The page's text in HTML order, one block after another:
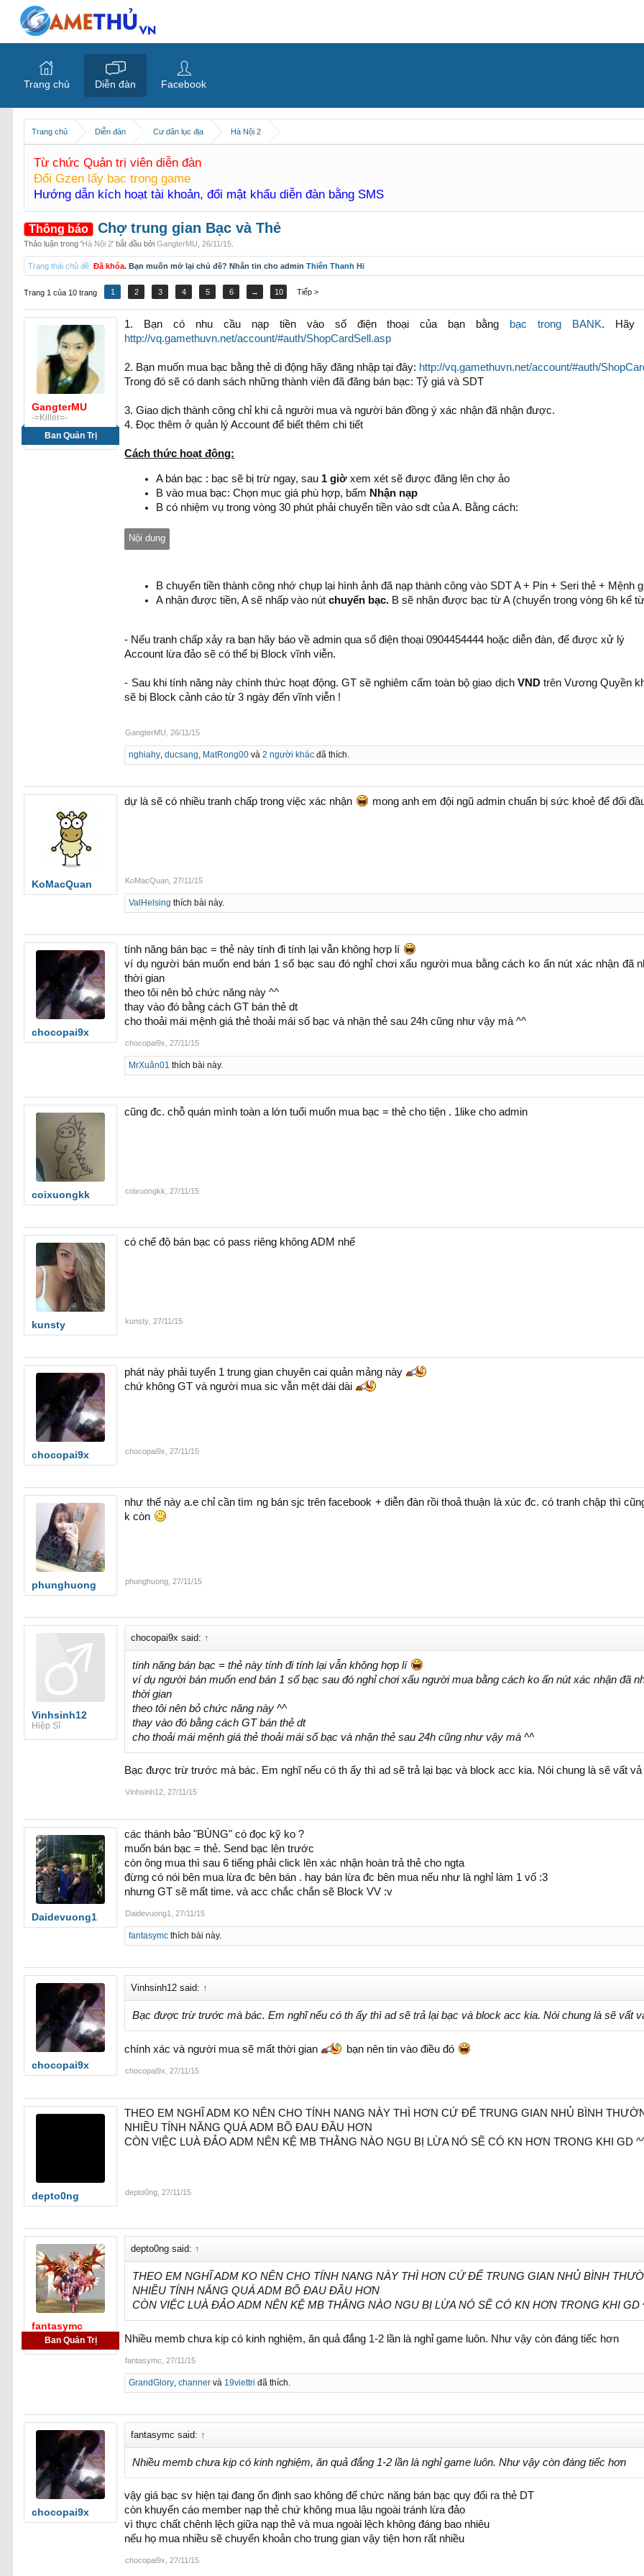
Trang chủ Diễn đàn Cư dân lục địa Hà Nội 2
Từ chức Quản trị viên diễn đàn
Đổi Gzen lấy bạc trong game
Hướng dẫn kích hoạt tài khoản, đổi mật khẩu diễn đàn bằng SMS
Thông báo Chợ trung gian Bạc và Thẻ
Thảo luận trong 'Hà Nội 2' bắt đầu bởiGangterMU ,26/11/15
Trạng thái chủ đề: Đã khóa. Bạn muốn mở lại chủ đề? Nhắn tin cho adminThiên Thanh Hi
Trang 1 của 10 trang 1 2 3 4 5 6 → 10 Tiếp >
GangterMU
-=Killer=-
Ban Quản Trị
1. Bạn có nhu cầu nạp tiền vào số điện thoại của bạn bằng bạc trong BANK. Hãy
http://vq.gamethuvn.net/account/#auth/ShopCardSell.asp
2. Bạn muốn mua bạc bằng thẻ di động hãy đăng nhập tại đây: http://vq.gamethuvn.net/account/#auth/
Trong đó sẽ có danh sách những thành viên đã đăng bán bạc: Tỷ giá và SDT
3. Giao dịch thành công chỉ khi cả người mua và người bán đồng ý xác nhận đã nhận được.
4. Đọc thêm ở quản lý Account để biết thêm chi tiết
Cách thức hoạt động:
A bán bạc : bạc sẽ bị trừ ngay, sau 1 giờxem xét sẽ được đăng lên chợ ảo
B vào mua bạc: Chọn mục giá phù hợp, bấm Nhận nạp
B có nhiệm vụ trong vòng 30 phút phải chuyển tiền vào sdt của A. Bằng cách:
Nội dung
B chuyển tiền thành công nhớ chụp lại hình ảnh đã nạp thành công vào SDT A + Pin + Seri thẻ + Mệnh
A nhận được tiền, A sẽ nhấp vào nútchuyển bạc. B sẽ nhận được bạc từ A (chuyển trong vòng 6h kể
- Nếu tranh chấp xảy ra bạn hãy báo về admin qua số điện thoại 0904454444 hoặc diễn đàn, để được xử lý
Account lừa đảo sẽ có thể bị Block vĩnh viễn.
- Sau khi tính năng này chính thức hoạt động. GT sẽ nghiêm cấm toàn bộ giao dịch VNDtrên Vương Quyền
sẽ bị Block cảnh cáo từ 3 ngày đến vĩnh viễn !
GangterMU 26/11/15
nghiahy ,ducsang MatRong00 và2 người khác đã thích.
KoMacQuan
dự là sẽ có nhiều tranh chấp trong việc xác nhận mong anh em đội ngũ admin chuẩn bị sức khoẻ để đối
KoMacQuan 27/11/15
ValHelsing thích bài này.
chocopai9x
tính năng bán bạc = thẻ này tính đi tính lại vẫn không hợp lí
ví dụ người bán muốn end bán 1 số bạc sau đó nghỉ chơi xấu người mua bằng cách ko ấn nút xác nhận đã
thời gian
theo tôi nên bỏ chức năng này ^^
thay vào đó bằng cách GT bán thẻ dt
cho thoải mái mệnh giá thẻ thoải mái số bạc và nhận thẻ sau 24h cũng như vậy mà ^^
chocopai9x 27/11/15
MrXuân01 thích bài này.
coixuongkk
cũng đc. chỗ quán mình toàn a lớn tuổi muốn mua bạc = thẻ cho tiện . 1like cho admin
coixuongkk 27/11/15
kunsty
có chế độ bán bạc có pass riêng không ADM nhể
kunsty 27/11/15
chocopai9x
phát này phải tuyển 1 trung gian chuyên cai quản mảng này
chứ không GT và người mua sic vẫn mệt dài dài
chocopai9x 27/11/15
phunghuong
như thế này a.e chỉ cần tìm ng bán sjc trên facebook + diễn đàn rồi thoả thuận là xúc đc. có tranh chập thì
k còn
phunghuong 27/11/15
Vinhsinh12
Hiệp Sĩ
chocopai9x said: ↑
tính năng bán bạc = thẻ này tính đi tính lại vẫn không hợp lí
ví dụ người bán muốn end bán 1 số bạc sau đó nghỉ chơi xấu người mua bằng cách ko ấn nút xác nhận đã
thời gian
theo tôi nên bỏ chức năng này ^^
thay vào đó bằng cách GT bán thẻ dt
cho thoải mái mệnh giá thẻ thoải mái số bạc và nhận thẻ sau 24h cũng như vậy mà ^^
Bạc được trừ trước mà bác. Em nghĩ nếu có th ấy thì ad sẽ trả lại bạc và block acc kia. Nói chung là sẽ vất
Vinhsinh12 27/11/15
Daidevuong1
các thánh bảo "BÙNG" có đọc kỹ ko ?
muốn bán bạc = thẻ. Send bạc lên trước
còn ông mua thì sau 6 tiếng phải click lên xác nhận hoàn trả thẻ cho ngta
đừng có nói bên mua lừa đc bên bán . hay bán lừa đc bên mua nếu như là nghỉ làm 1 vố :3
nhưng GT sẽ mất time. và acc chắc chắn sẽ Block VV :v
Daidevuong1 27/11/15
fantasymc thích bài này.
chocopai9x
Vinhsinh12 said: ↑
Bạc được trừ trước mà bác. Em nghĩ nếu có th ấy thì ad sẽ trả lại bạc và block acc kia. Nói chung là sẽ vất
chính xác và người mua sẽ mất thời gian bạn nên tin vào điều đó
chocopai9x 27/11/15
depto0ng
THEO EM NGHĨ ADM KO NÊN CHO TÍNH NANG NÀY THÌ HƠN CỨ ĐỂ TRUNG GIAN NHỦ BÌNH
NHIỀU TÍNH NĂNG QUÁ ADM BÕ ĐAU ĐẦU HƠN
CÒN VIỆC LUÀ ĐẢO ADM NÊN KỆ MB THẰNG NÀO NGU BỊ LỪA NÓ SẼ CÓ KN HƠN TRONG KHI GD
depto0ng 27/11/15
fantasymc
Ban Quản Trị
depto0ng said: ↑
THEO EM NGHĨ ADM KO NÊN CHO TÍNH NANG NÀY THÌ HƠN CỨ ĐỂ TRUNG GIAN NHỦ BÌNH
NHIỀU TÍNH NĂNG QUÁ ADM BÕ ĐAU ĐẦU HƠN
CÒN VIỆC LUÀ ĐẢO ADM NÊN KỆ MB THẰNG NÀO NGU BỊ LỪA NÓ SẼ CÓ KN HƠN TRONG KHI GD
Nhiều memb chưa kịp có kinh nghiệm, ăn quả đắng 1-2 lần là nghỉ game luôn. Như vậy còn đáng tiếc hơn
fantasymc 27/11/15
GrandGlory ,channer và 19viettri đã thích.
chocopai9x
fantasymc said: ↑
Nhiều memb chưa kịp có kinh nghiệm, ăn quả đắng 1-2 lần là nghỉ game luôn. Như vậy còn đáng tiếc hơn
vậy giá bạc sv hiện tại đang ổn định sao không để chức năng bán bạc quy đổi ra thẻ DT
còn khuyến cáo member nạp thẻ chứ không mua lậu ngoài tránh lừa đảo
vì thực chất chênh lệch giữa nạp thẻ và mua ngoài lệch không đáng bao nhiêu
nếu họ mua nhiều sẽ chuyển khoản cho trung gian vậy tiện hơn rất nhiều
chocopai9x 27/11/15
Trang chủ Diễn đàn Facebook